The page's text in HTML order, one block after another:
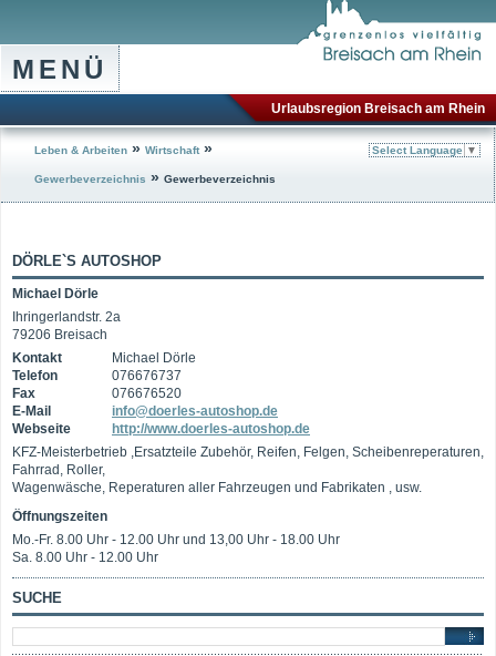
MENÜ
Urlaubsregion Breisach am Rhein
Leben & Arbeiten » Wirtschaft »
Gewerbeverzeichnis » Gewerbeverzeichnis
Select Language ▼
DÖRLE`S AUTOSHOP
Michael Dörle
Ihringerlandstr. 2a
79206 Breisach
Kontakt
Michael Dörle
Telefon
076676737
Fax
076676520
E-Mail
info@doerles-autoshop.de
Webseite
http://www.doerles-autoshop.de
KFZ-Meisterbetrieb ,Ersatzteile Zubehör, Reifen, Felgen, Scheibenreperaturen,
Fahrrad, Roller,
Wagenwäsche, Reperaturen aller Fahrzeugen und Fabrikaten , usw.
Öffnungszeiten
Mo.-Fr. 8.00 Uhr - 12.00 Uhr und 13,00 Uhr - 18.00 Uhr
Sa. 8.00 Uhr - 12.00 Uhr
SUCHE